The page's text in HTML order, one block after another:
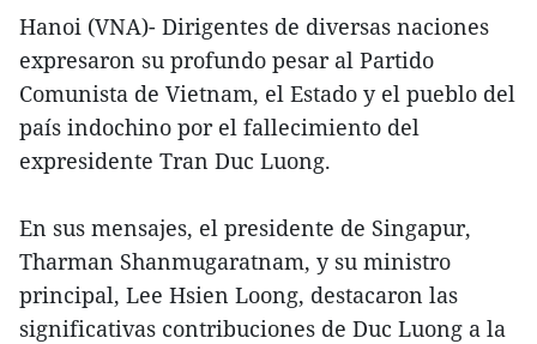
Hanoi (VNA)- Dirigentes de diversas naciones
expresaron su profundo pesar al Partido
Comunista de Vietnam, el Estado y el pueblo del
país indochino por el fallecimiento del
expresidente Tran Duc Luong.
En sus mensajes, el presidente de Singapur,
Tharman Shanmugaratnam, y su ministro
principal, Lee Hsien Loong, destacaron las
significativas contribuciones de Duc Luong a la